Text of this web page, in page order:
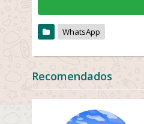
WhatsApp
Recomendados